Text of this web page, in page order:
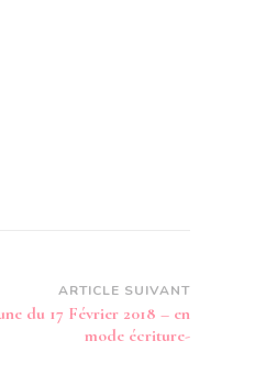
ARTICLE SUIVANT
du 17 Février 2018 – en
mode écriture-